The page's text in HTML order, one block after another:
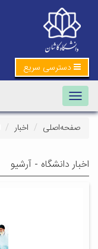
دسترسی سریع
Toggle navigation
صفحه‌اصلی اخبار
اخبار دانشگاه - آرشیو